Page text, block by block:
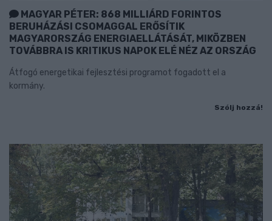
MAGYAR PÉTER: 868 MILLIÁRD FORINTOS
BERUHÁZÁSI CSOMAGGAL ERŐSÍTIK
MAGYARORSZÁG ENERGIAELLÁTÁSÁT, MIKÖZBEN
TOVÁBBRA IS KRITIKUS NAPOK ELÉ NÉZ AZ ORSZÁG
Átfogó energetikai fejlesztési programot fogadott el a
kormány.
Szólj hozzá!